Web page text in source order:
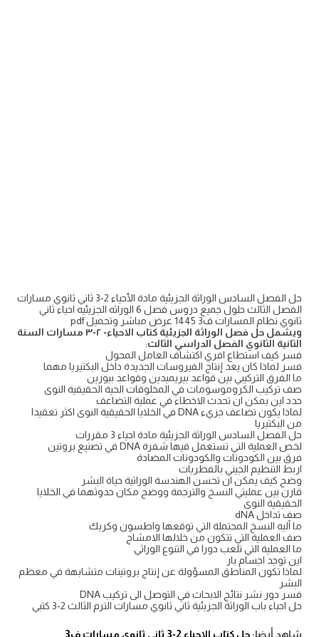
حل الفصل السادس الوراثة الجزيئية مادة الأحياء 2-3 ثاني ثانوي مسارات
الفصل الثالث حلول جميع دروس فصل 6 الوراثه الجزيئيه احياء ثاني
ثانوي نظام المسارات ف3 1445 عرض مباشر وتحميل pdf
ويشمل حل فصل الوراثة الجزيئية كتاب الاحياء- ٢-٣ مسارات السنة
الثانية الثانوي الفصل الدراسي الثالث:
فسر كيف استطاع افري اكتشاف العامل المحول
فسر لماذا كان يعد إنتاج الفيروسات الجديدة داخل البكتيريا مهما
ما الفرق التركيبي بين قواعد بيريميدين وقواعد بيورين
صف تركيب الكروموسومات في المخلوقات الحية الحقيقية النوى
حدد اين يمكن ان تحدث الاخطاء في عملية التضاعف
لماذا يكون تضاعف جزيء DNA في الخلايا الحقيقية النوى اكثر تعقيدا
من البكتيريا
حل الفصل السادس الوراثة الجزيئية مادة احياء 3 مقررات
لخص العملية التي تستعمل فيها شفرة DNA في تصنيع بروتين
فرق بين الكودونات والكودونات المضادة
اربط التنظيم الجيني بالفطريات
وضح كيف يمكن ان تحسن الهندسة الوراثية حياة البشر
قارن بين عمليتي النسخ والترجمة ووضح مكان حدوثهما في الخلايا
الحقيقية النوى
صف تداخل dNA
ما آليه النسخ المحتملة التي توقعها واطسون وكريك
صف العملية التي تتكون من خلالها الامشاج
ما العملية التي تلعب دورا في التنوع الوراثي
اين توجد اجسام بار
لماذا تكون المناطق المسؤولة عن إنتاج بروتينات متشابهة في معظم
البشر
فسر دور نشر نتائج الابحاث في التوصل الى تركيب DNA
حل احياء باب الوراثة الجزيئية ثاني ثانوي مسارات الترم الثالث 2-3 كتبي
شاهد أيضا: حل كتاب الاحياء 2-3 ثاني ثانوي مسارات ف3